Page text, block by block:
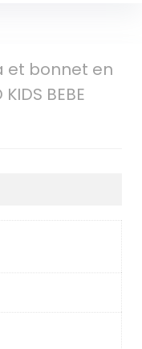
et bonnet en
BEBE